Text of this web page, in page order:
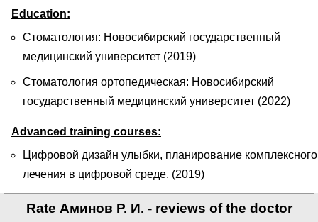
Education:
Стоматология: Новосибирский государственный
медицинский университет (2019)
Стоматология ортопедическая: Новосибирский
государственный медицинский университет (2022)
Advanced training courses:
Цифровой дизайн улыбки, планирование комплексного
лечения в цифровой среде. (2019)
Rate Аминов Р. И. - reviews of the doctor